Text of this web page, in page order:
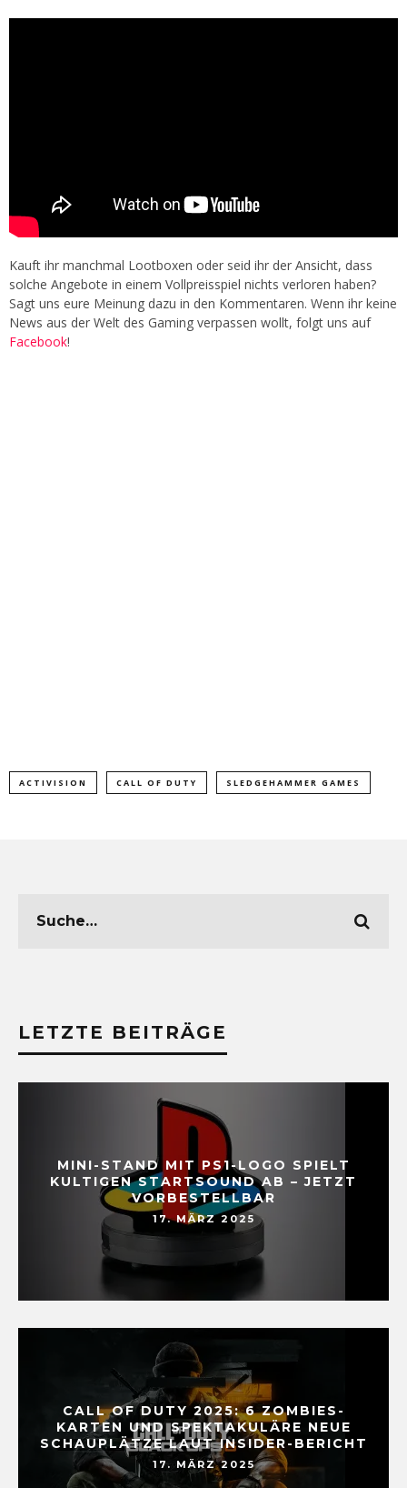
Kauft ihr manchmal Lootboxen oder seid ihr der Ansicht, dass
solche Angebote in einem Vollpreisspiel nichts verloren haben?
Sagt uns eure Meinung dazu in den Kommentaren. Wenn ihr keine
News aus der Welt des Gaming verpassen wollt, folgt uns auf
Facebook!
ACTIVISION CALL OF DUTY SLEDGEHAMMER GAMES
LETZTE BEITRÄGE
MINI-STAND MIT PS1-LOGO SPIELT
KULTIGEN STARTSOUND AB – JETZT
VORBESTELLBAR
17. MÄRZ 2025
CALL OF DUTY 2025: 6 ZOMBIES-
KARTEN UND SPEKTAKULÄRE NEUE
SCHAUPLÄTZE LAUT INSIDER-BERICHT
17. MÄRZ 2025